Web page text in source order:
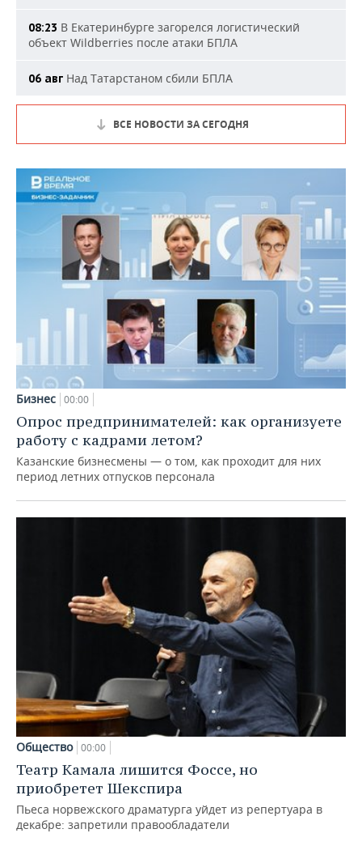
08:23 В Екатеринбурге загорелся логистический
объект Wildberries после атаки БПЛА
06 авг Над Татарстаном сбили БПЛА
ВСЕ НОВОСТИ ЗА СЕГОДНЯ
Бизнес 00:00
Опрос предпринимателей: как организуете
работу с кадрами летом?
Казанские бизнесмены — о том, как проходит для них
период летних отпусков персонала
Общество 00:00
Театр Камала лишится Фоссе, но
приобретет Шекспира
Пьеса норвежского драматурга уйдет из репертуара в
декабре: запретили правообладатели